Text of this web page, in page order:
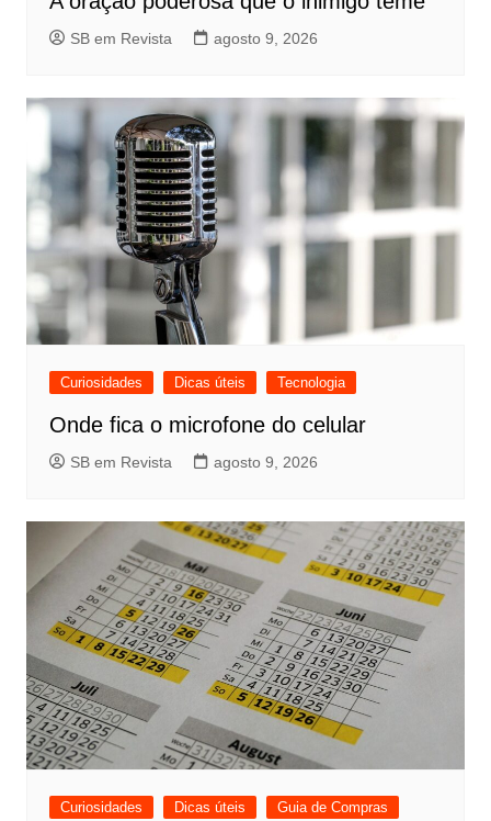
SB em Revista agosto 9, 2026
Curiosidades Dicas úteis Tecnologia
Onde fica o microfone do celular
SB em Revista agosto 9, 2026
Curiosidades Dicas úteis Guia de Compras